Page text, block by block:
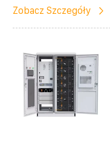
Zobacz Szczegóły